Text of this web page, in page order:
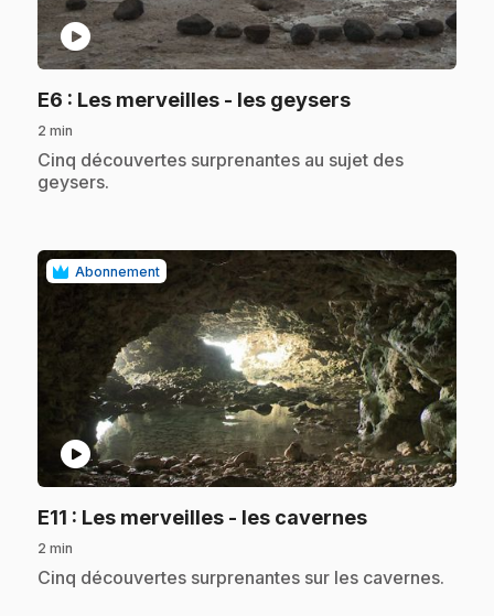
play_circle
E6 : Les merveilles - les geysers.
2 min
.Cinq découvertes surprenantes au sujet des
geysers.
Abonnement
play_circle
E11 : Les merveilles - les cavernes.
2 min
.Cinq découvertes surprenantes sur les cavernes.